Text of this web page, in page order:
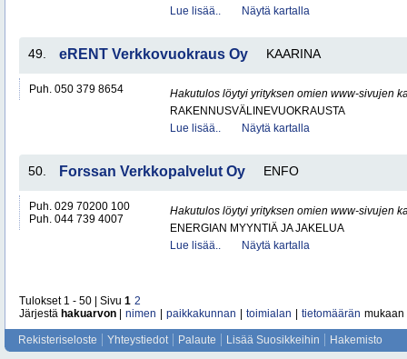
Lue lisää.. Näytä kartalla
49. eRENT Verkkovuokraus Oy KAARINA
Puh. 050 379 8654
Hakutulos löytyi yrityksen omien www-sivujen
RAKENNUSVÄLINEVUOKRAUSTA
Lue lisää..
Näytä kartalla
50. Forssan Verkkopalvelut Oy ENFO
Puh. 029 70200 100
Puh. 044 739 4007
Hakutulos löytyi yrityksen omien www-sivujen
ENERGIAN MYYNTIÄ JA JAKELUA
Lue lisää..
Näytä kartalla
Tulokset 1 - 50 | Sivu 1 2
Järjestä hakuarvon nimen paikkakunnan toimialan tietomäärän mukaan
Rekisteriseloste Yhteystiedot Palaute Lisää Suosikkeihin Hakemisto